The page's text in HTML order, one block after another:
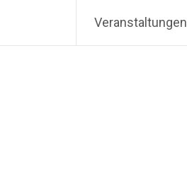
Veranstaltungen